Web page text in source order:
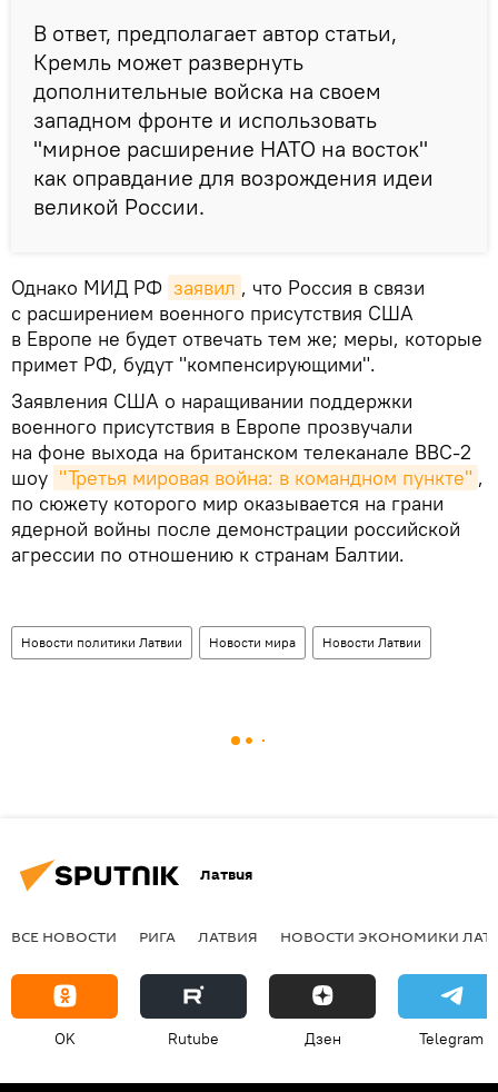
В ответ, предполагает автор статьи,
Кремль может развернуть
дополнительные войска на своем
западном фронте и использовать
"мирное расширение НАТО на восток"
как оправдание для возрождения идеи
великой России.
Однако МИД РФ заявил , что Россия в связи
с расширением военного присутствия США
в Европе не будет отвечать тем же; меры, которые
примет РФ, будут "компенсирующими".
Заявления США о наращивании поддержки
военного присутствия в Европе прозвучали
на фоне выхода на британском телеканале BBC-2
шоу "Третья мировая война: в командном пункте" ,
по сюжету которого мир оказывается на грани
ядерной войны после демонстрации российской
агрессии по отношению к странам Балтии.
Новости политики Латвии Новости мира Новости Латвии
Латвия
ВСЕ НОВОСТИ РИГА ЛАТВИЯ НОВОСТИ ЭКОНОМИКИ
OK Rutube Дзен Telegram